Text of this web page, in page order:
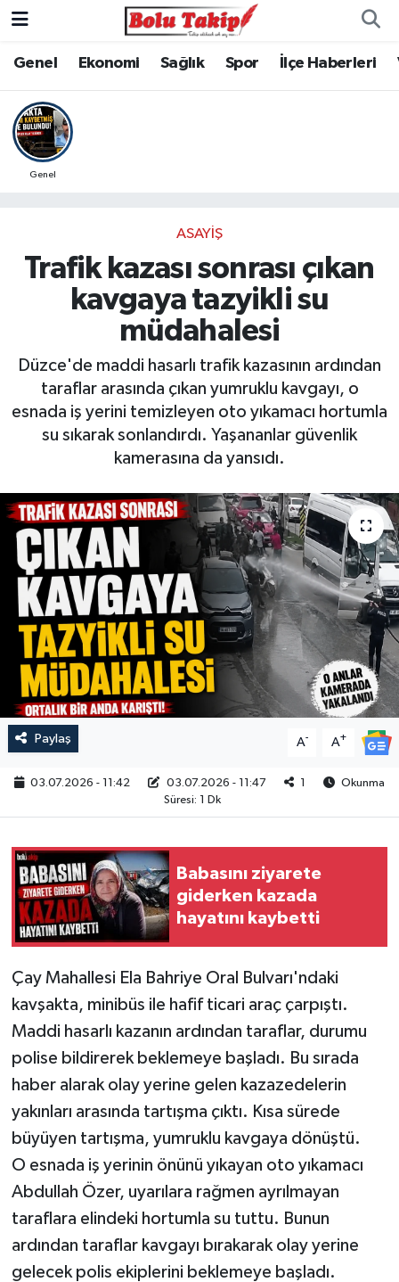
Genel Ekonomi Sağlık Spor İlçe Haberleri
Genel
ASAYIŞ
Trafik kazası sonrası çıkan
kavgaya tazyikli su
müdahalesi
Düzce'de maddi hasarlı trafik kazasının ardından
taraflar arasında çıkan yumruklu kavgayı, o
esnada iş yerini temizleyen oto yıkamacı hortumla
su sıkarak sonlandırdı. Yaşananlar güvenlik
kamerasına da yansıdı.
Paylaş A- A+
03.07.2026 - 11:42 03.07.2026 - 11:47
Okunma
Süresi: 1 Dk
Babasını ziyarete
giderken kazada
hayatını kaybetti
Çay Mahallesi Ela Bahriye Oral Bulvarı'ndaki
kavşakta, minibüs ile hafif ticari araç çarpıştı.
Maddi hasarlı kazanın ardından taraflar, durumu
polise bildirerek beklemeye başladı. Bu sırada
haber alarak olay yerine gelen kazazedelerin
yakınları arasında tartışma çıktı. Kısa sürede
büyüyen tartışma, yumruklu kavgaya dönüştü.
O esnada iş yerinin önünü yıkayan oto yıkamacı
Abdullah Özer, uyarılara rağmen ayrılmayan
taraflara elindeki hortumla su tuttu. Bunun
ardından taraflar kavgayı bırakarak olay yerine
gelecek polis ekiplerini beklemeye başladı.